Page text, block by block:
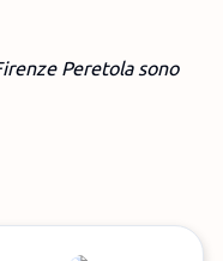
Peretola sono